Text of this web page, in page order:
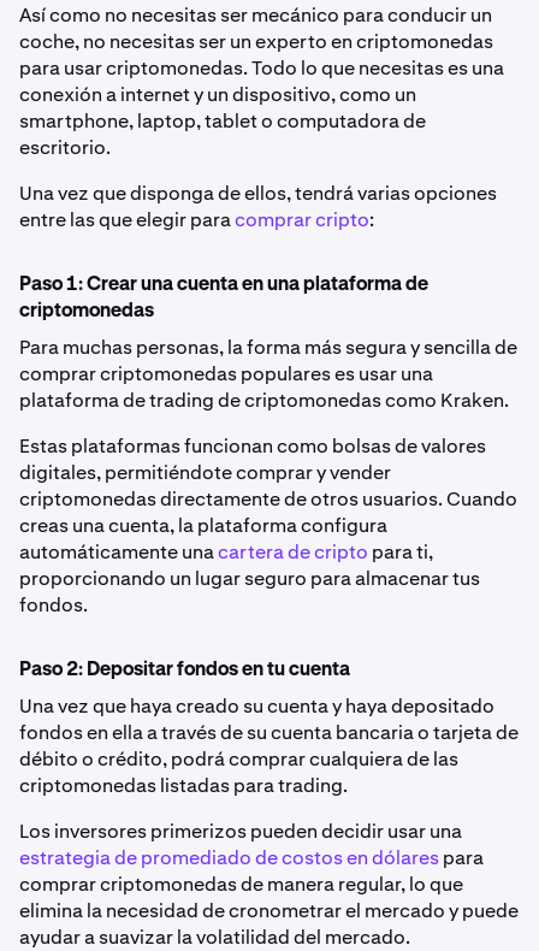
Así como no necesitas ser mecánico para conducir un
coche, no necesitas ser un experto en criptomonedas
para usar criptomonedas. Todo lo que necesitas es una
conexión a internet y un dispositivo, como un
smartphone, laptop, tablet o computadora de
escritorio.
Una vez que disponga de ellos, tendrá varias opciones
entre las que elegir paracomprar cripto:
Paso 1: Crear una cuenta en una plataforma de
criptomonedas
Para muchas personas, la forma más segura y sencilla de
comprar criptomonedas populares es usar una
plataforma de trading de criptomonedas como Kraken.
Estas plataformas funcionan como bolsas de valores
digitales, permitiéndote comprar y vender
criptomonedas directamente de otros usuarios. Cuando
creas una cuenta, la plataforma configura
automáticamente unacartera de cripto para ti,
proporcionando un lugar seguro para almacenar tus
fondos.
Paso 2: Depositar fondos en tu cuenta
Una vez que haya creado su cuenta y haya depositado
fondos en ella a través de su cuenta bancaria o tarjeta de
débito o crédito, podrá comprar cualquiera de las
criptomonedas listadas para trading.
Los inversores primerizos pueden decidir usar una
estrategia de promediado de costos en dólarespara
comprar criptomonedas de manera regular, lo que
elimina la necesidad de cronometrar el mercado y puede
ayudar a suavizar la volatilidad del mercado.